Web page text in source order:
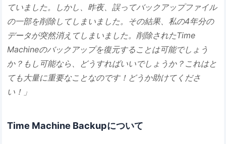
ていました。しかし、昨夜、誤ってバックアップファイル
の一部を削除してしまいました。その結果、私の4年分の
データが突然消えてしまいました。削除されたTime
Machineのバックアップを復元することは可能でしょう
か？もし可能なら、どうすればいいでしょうか？これはと
ても大量に重要なことなのです！どうか助けてくださ
い！」
Time Machine Backupについて